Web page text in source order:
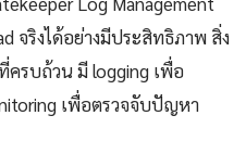
จริงได้อย่างมีประสิทธิภาพ สิ่ง
ครบถ้วน มี logging เพื่อ
เพื่อตรวจจับปัญหา